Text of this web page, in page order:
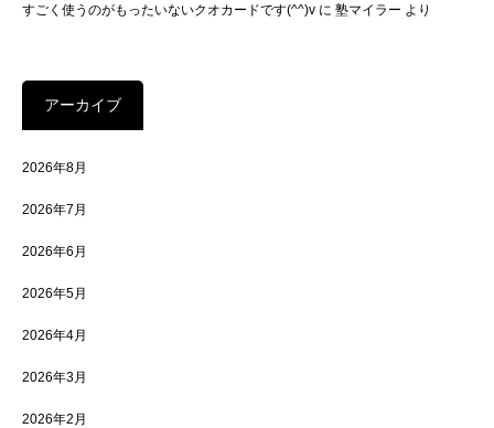
すごく使うのがもったいないクオカードです(^^)v に 塾マイラー より
アーカイブ
2026年8月
2026年7月
2026年6月
2026年5月
2026年4月
2026年3月
2026年2月